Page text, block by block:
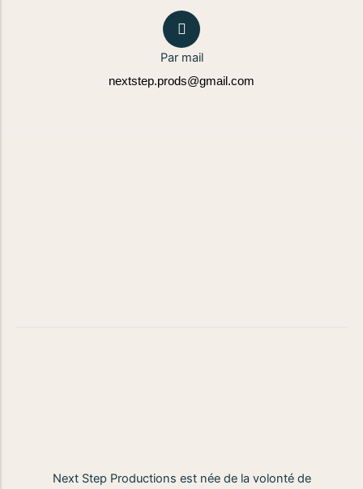
Par mail
nextstep.prods@gmail.com
Next Step Productions est née de la volonté de